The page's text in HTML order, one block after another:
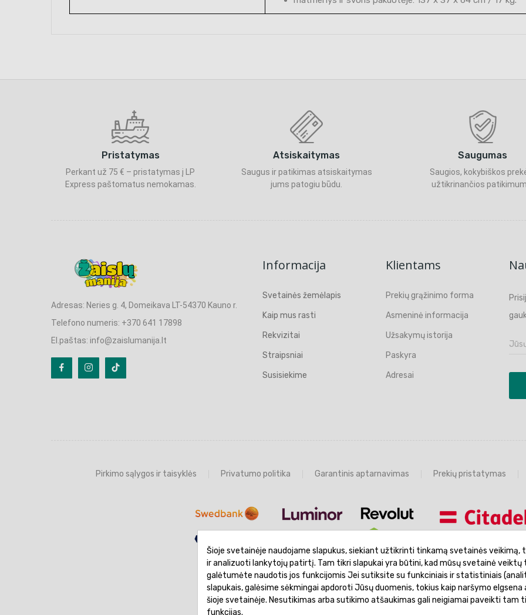
Pristatymas
Perkant už 75 € – pristatymas į LP
Express paštomatus nemokamas.
Atsiskaitymas
Saugus ir patikimas atsiskaitymas
jums patogiu būdu.
Saugumas
Saugios, kokybiškos
užtikrinančios
Adresas: Neries g. 4, Domeikava LT-54370 Kauno r.
Telefono numeris: +370 641 17898
El.paštas: info@zaislumanija.lt
Informacija
Svetainės žemėlapis
Kaip mus rasti
Rekvizitai
Straipsniai
Susisiekime
Klientams
Prekių grąžinimo forma
Asmeninė informacija
Užsakymų istorija
Paskyra
Adresai
Pirkimo sąlygos ir taisyklės Privatumo politika Garantinis aptarnavimas Prekių pristatymas
Šioje svetainėje naudojame slapukus, siekiant užtikrinti tinkamą svetainės veikimą,
ir analizuoti lankytojų patirtį. Tam tikri slapukai yra būtini, kad mūsų svetainė veiktų
galėtumėte naudotis jos funkcijomis Jei sutiksite su funkciniais ir statistiniais
slapukais, galėsime sėkmingai apdoroti Jūsų duomenis, tokius kaip naršymo elgsena
šioje svetainėje. Nesutikimas arba sutikimo atšaukimas gali neigiamai paveikti tam
funkcijas.